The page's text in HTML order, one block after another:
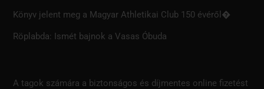
Könyv jelent meg a Magyar Athletikai Club 150 évéről�
Röplabda: Ismét bajnok a Vasas Óbuda
A tagok számára a biztonságos és díjmentes online fizetést